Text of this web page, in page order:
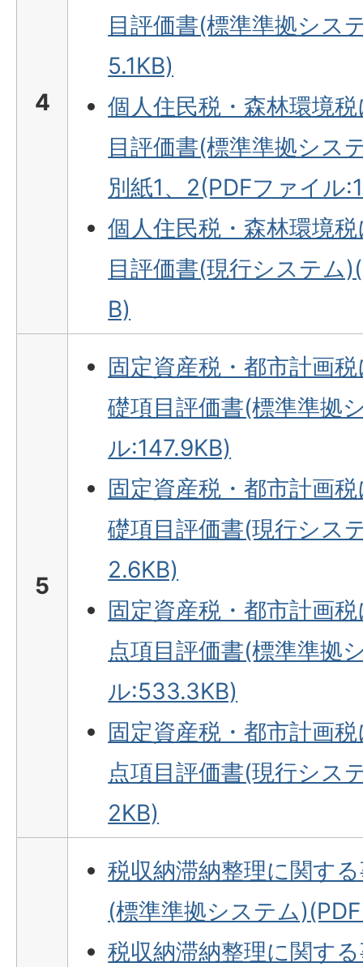
4
目評価書(標準準拠シス
5.1KB)
個人住民税・森林環境
目評価書(標準準拠シス
別紙1、2(PDFファイル
個人住民税・森林環境
目評価書(現行システム
B)
5
固定資産税・都市計画
礎項目評価書(標準準拠
ル:147.9KB)
固定資産税・都市計画
礎項目評価書(現行シス
2.6KB)
固定資産税・都市計画
点項目評価書(標準準拠
ル:533.3KB)
固定資産税・都市計画
点項目評価書(現行シス
2KB)
税収納滞納整理に関す
(標準準拠システム
税収納滞納整理に関す